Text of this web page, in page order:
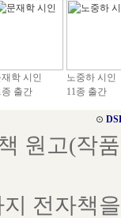
재학 시인
종 출간
노중하 시인
11종 출간
⊙
원고(작
전자책